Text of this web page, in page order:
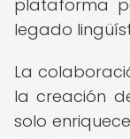
plataforma
legado
La
la creación
solo